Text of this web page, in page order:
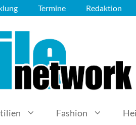
Termine Redaktion
Fashion